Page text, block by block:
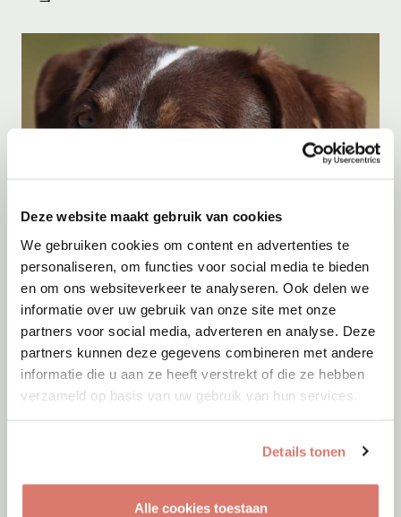
Deze website maakt gebruik van cookies
We gebruiken cookies om content en advertenties te
personaliseren, om functies voor social media te bieden
en om ons websiteverkeer te analyseren. Ook delen we
informatie over uw gebruik van onze site met onze
partners voor social media, adverteren en analyse. Deze
partners kunnen deze gegevens combineren met andere
informatie die u aan ze heeft verstrekt of die ze hebben
verzameld op basis van uw gebruik van hun services.
Details tonen
Alle cookies toestaan
Adoptie 08-08-2026
Ayrin
Hoorn